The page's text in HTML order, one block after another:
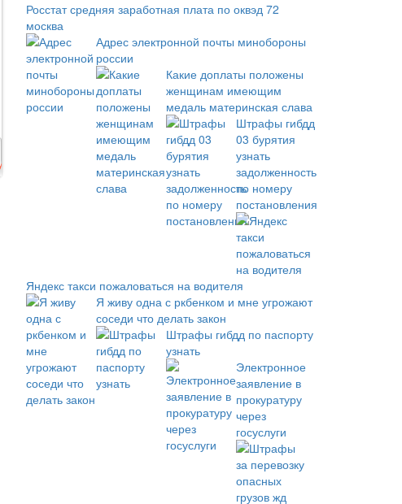
Росстат средняя заработная плата по оквэд 72
москва
Адрес электронной почты минобороны
россии
Какие доплаты положены
женщинам имеющим
медаль материнская слава
Штрафы гибдд
03 бурятия
узнать
задолженность
по номеру
постановления
Яндекс такси пожаловаться на водителя
Я живу одна с ркбенком и мне угрожают
соседи что делать закон
Штрафы гибдд по паспорту
узнать
Электронное
заявление в
прокуратуру
через
госуслуги